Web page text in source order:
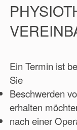
Ein Termin ist
Sie
Beschwerden
erhalten
nach einer